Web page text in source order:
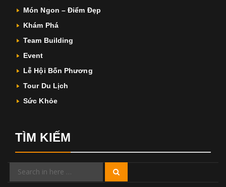
Món Ngon – Điểm Đẹp
Khám Phá
Team Building
Event
Lễ Hội Bốn Phương
Tour Du Lịch
Sức Khỏe
TÌM KIẾM
Search